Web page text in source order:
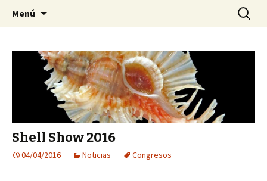
SMACH
Sociedad Malacológica de Chile
Menú Buscar:
Shell Show 2016
04/04/2016 Noticias Congresos